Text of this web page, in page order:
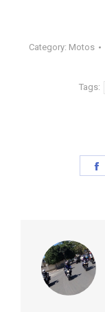
Category: Motos
Tags: